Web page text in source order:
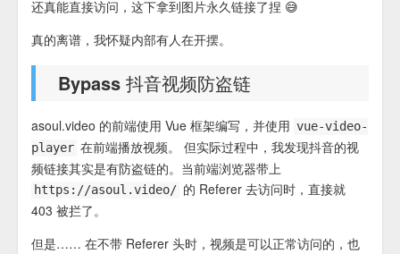
还真能直接访问，这下拿到图片永久链接了捏 😅
真的离谱，我怀疑内部有人在开摆。
Bypass 抖音视频防盗链
asoul.video 的前端使用 Vue 框架编写，并使用 vue-video-
player 在前端播放视频。 但实际过程中，我发现抖音的视
频链接其实是有防盗链的。当前端浏览器带上
https://asoul.video/ 的 Referer 去访问时，直接就
403 被拦了。
但是…… 在不带 Referer 头时，视频是可以正常访问的，也